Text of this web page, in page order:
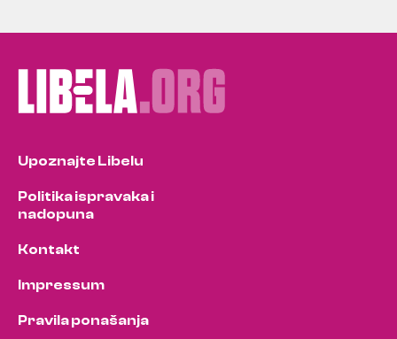
Upoznajte Libelu
Politika ispravaka i
nadopuna
Kontakt
Impressum
Pravila ponašanja